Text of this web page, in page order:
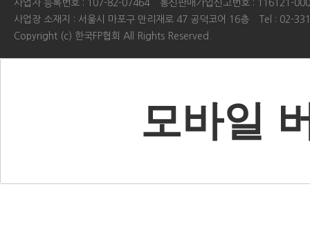
사업자 등록번호 : 107-82-07464
통신판매가입신고번호 : 116121-
사업장 소재지 : 서울시 마포구 만리재로 47 공덕코어 16층
Tel : 02-
Copyright (c) 한국FP협회 All Rights Reserved.
모바일